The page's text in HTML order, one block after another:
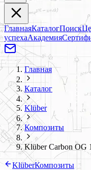
ГлавнаяКаталогПоиск
успехаАкадемия
Главная
Каталог
Klüber
Композиты
Klüber Carbon OG
KlüberКомпозиты